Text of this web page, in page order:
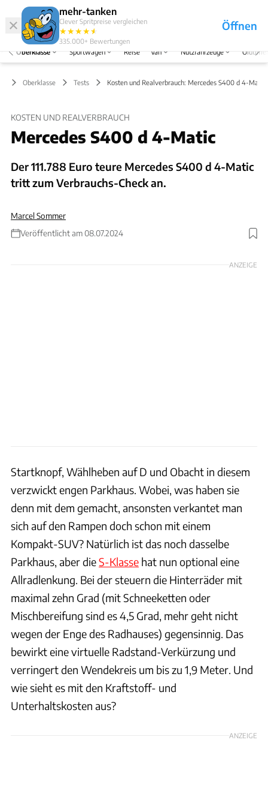
mehr-tanken
Clever Spritpreise vergleichen
★★★★★
★
335.000+ Bewertungen
Öffnen
Abo
Menü
Oberklasse Sportwagen Reise Van Nutzfahrzeuge Oldtimer
Oberklasse Tests Kosten und Realverbrauch: Mercedes S400 d 4-Matic
KOSTEN UND REALVERBRAUCH
Mercedes S400 d 4-Matic
Der 111.788 Euro teure Mercedes S400 d 4-Matic
tritt zum Verbrauchs-Check an.
Marcel Sommer
Veröffentlicht am 08.07.2024
Foto: ams
ANZEIGE
Startknopf, Wählheben auf D und Obacht in diesem
verzwickt engen Parkhaus. Wobei, was haben sie
denn mit dem gemacht, ansonsten verkantet man
sich auf den Rampen doch schon mit einem
Kompakt-SUV? Natürlich ist das noch dasselbe
Parkhaus, aber dieS-Klasse hat nun optional eine
Allradlenkung. Bei der steuern die Hinterräder mit
maximal zehn Grad (mit Schneeketten oder
Mischbereifung sind es 4,5 Grad, mehr geht nicht
wegen der Enge des Radhauses) gegensinnig. Das
bewirkt eine virtuelle Radstand-Verkürzung und
verringert den Wendekreis um bis zu 1,9 Meter. Und
wie sieht es mit den Kraftstoff- und
Unterhaltskosten aus?
ANZEIGE